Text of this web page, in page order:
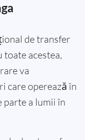
de transfer
toate acestea,
va
care operează în
parte a lumii în